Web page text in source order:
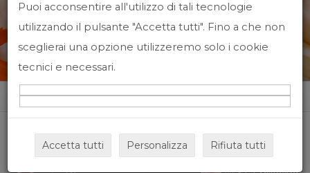
News&Events
Home News&events
Puoi acconsentire all'utilizzo di tali tecnologie
utilizzando il pulsante "Accetta tutti". Fino a che non
sceglierai una opzione utilizzeremo solo i cookie
tecnici e necessari.
Accetta tutti Personalizza Rifiuta tutti